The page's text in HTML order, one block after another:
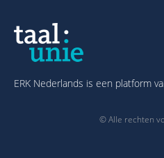
ERK Nederlands is een platform
© Alle rechten